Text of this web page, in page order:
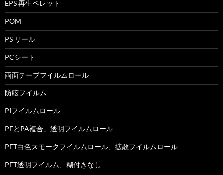
EPS 再生ペレット
POM
PS リール
PCシート
両面テープフイルムロール
防眩フイルム
PIフイルムロール
PEとPA複合」透明フイルムロール
PET白色スモークフイルムロール、拡散フイルムロール
PET透明フイルム、糊付きなし